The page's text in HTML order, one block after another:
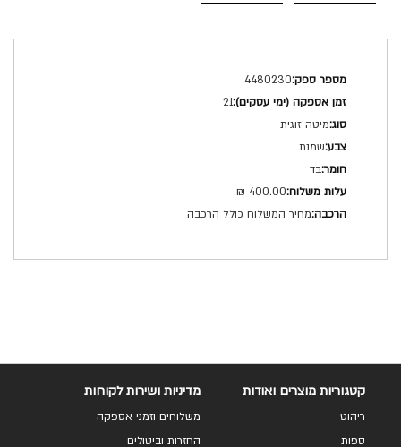
מפרט
טכני
4480230
21
מיטה זוגית
שמנת
בד
400.00 ₪
מחיר המשלוח כולל הרכבה
קטגוריות מוצרים ואודות
ריהוט
ספות
מדיניות ושירות לקוחות
משלוחים וזמני אספקה
החזרות וביטולים